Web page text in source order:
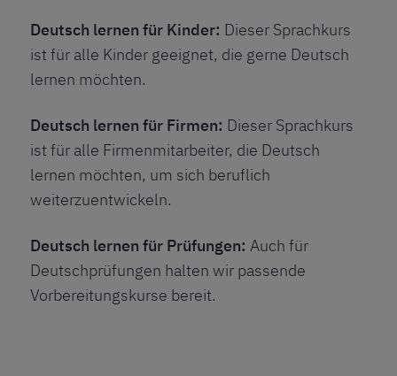
Deutsch lernen für Kinder: Dieser Sprachkurs
ist für alle Kinder geeignet, die gerne Deutsch
lernen möchten.
Deutsch lernen für Firmen: Dieser Sprachkurs
ist für alle Firmenmitarbeiter, die Deutsch
lernen möchten, um sich beruflich
weiterzuentwickeln.
Deutsch lernen für Prüfungen: Auch für
Deutschprüfungen halten wir passende
Vorbereitungskurse bereit.